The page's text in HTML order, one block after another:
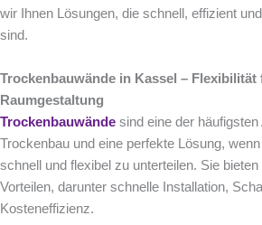
wir Ihnen Lösungen, die schnell, effizient
sind.
Trockenbauwände in Kassel – Flexibilität
Raumgestaltung
Trockenbauwände sind eine der
Trockenbau und eine perfekte Lösung,
schnell und flexibel zu unterteilen. Sie
Vorteilen, darunter schnelle Installation,
Kosteneffizienz.